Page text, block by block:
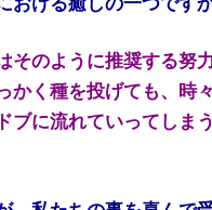
そのように推奨する努
かく種を投げても、時
ブに流れていってしま